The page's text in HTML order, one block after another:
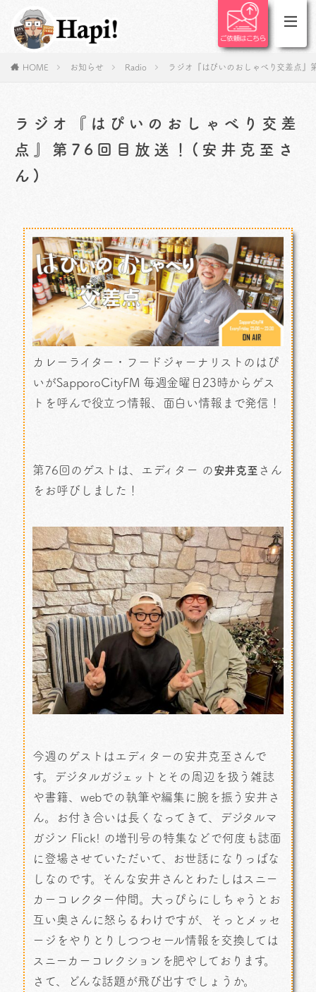
HOME お知らせ Radio ラジオ『はぴいのおしゃべり交差点』
ラジオ『はぴいのおしゃべり交差
点』第76回目放送！(安井克至さ
ん)
カレーライター・フードジャーナリストのはぴ
いがSapporoCityFM 毎週金曜日23時からゲス
トを呼んで役立つ情報、面白い情報まで発信！
第76回のゲストは、エディター の安井克至 さん
をお呼びしました！
今週のゲストはエディターの安井克至さんで
す。デジタルガジェットとその周辺を扱う雑誌
や書籍、webでの執筆や編集に腕を振う安井さ
ん。お付き合いは長くなってきて、デジタルマ
ガジン Flick! の増刊号の特集などで何度も誌面
に登場させていただいて、お世話になりっぱな
しなのです。そんな安井さんとわたしはスニー
カーコレクター仲間。大っぴらにしちゃうとお
互い奥さんに怒らるわけですが、そっとメッセ
ージをやりとりしつつセール情報を交換しては
スニーカーコレクションを肥やしております。
さて、どんな話題が飛び出すでしょうか。